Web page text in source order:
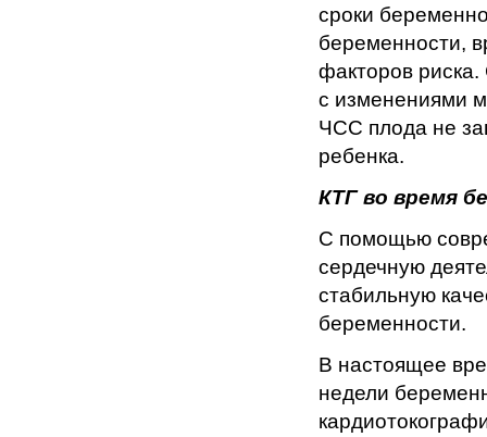
сроки
беременности,
факторов
с изменениями
ЧСС плода не
ребенка.
КТГ во время
С помощью
сердечную
стабильную
беременности.
В настоящее
недели